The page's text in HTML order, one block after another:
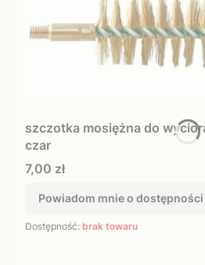
szczotka mosiężna do
czar
Cena
7,00 zł
Powiadom mnie o dostępności
Dostępność: brak towaru